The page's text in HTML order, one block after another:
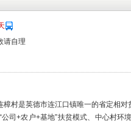
请自理
村是英德市连江口镇唯一的省定相
司+农户+基地”扶贫模式、中心村